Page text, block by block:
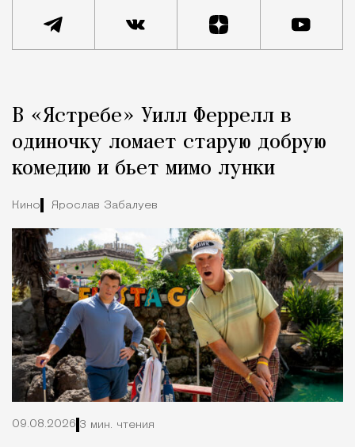
Город
В «Ястребе» Уилл Феррелл в
одиночку ломает старую добрую
комедию и бьет мимо лунки
Кино Ярослав Забалуев
09.08.2026 3 мин. чтения